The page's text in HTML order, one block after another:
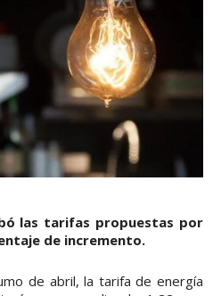
las tarifas propuestas por
de incremento.
de abril, la tarifa de energía